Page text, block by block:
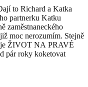
to Richard a Katka
partnerku Katku
zaměstnaneckého
moc nerozumím. Stejně
je ŽIVOT NA PRAVÉ
pár roky koketovat